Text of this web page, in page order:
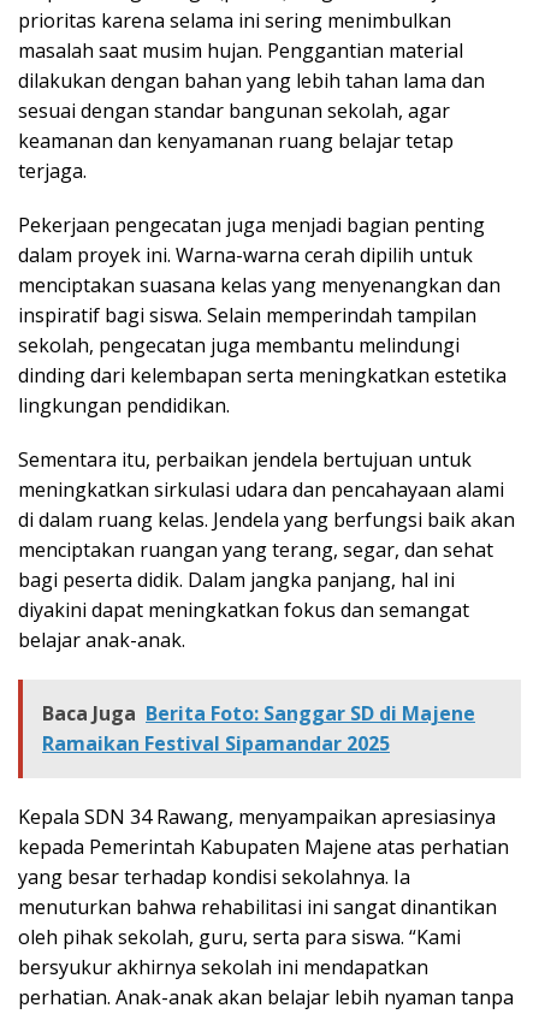
prioritas karena selama ini sering menimbulkan
masalah saat musim hujan. Penggantian material
dilakukan dengan bahan yang lebih tahan lama dan
sesuai dengan standar bangunan sekolah, agar
keamanan dan kenyamanan ruang belajar tetap
terjaga.
Pekerjaan pengecatan juga menjadi bagian penting
dalam proyek ini. Warna-warna cerah dipilih untuk
menciptakan suasana kelas yang menyenangkan dan
inspiratif bagi siswa. Selain memperindah tampilan
sekolah, pengecatan juga membantu melindungi
dinding dari kelembapan serta meningkatkan estetika
lingkungan pendidikan.
Sementara itu, perbaikan jendela bertujuan untuk
meningkatkan sirkulasi udara dan pencahayaan alami
di dalam ruang kelas. Jendela yang berfungsi baik akan
menciptakan ruangan yang terang, segar, dan sehat
bagi peserta didik. Dalam jangka panjang, hal ini
diyakini dapat meningkatkan fokus dan semangat
belajar anak-anak.
Baca Juga Berita Foto: Sanggar SD di Majene
Ramaikan Festival Sipamandar 2025
Kepala SDN 34 Rawang, menyampaikan apresiasinya
kepada Pemerintah Kabupaten Majene atas perhatian
yang besar terhadap kondisi sekolahnya. Ia
menuturkan bahwa rehabilitasi ini sangat dinantikan
oleh pihak sekolah, guru, serta para siswa. “Kami
bersyukur akhirnya sekolah ini mendapatkan
perhatian. Anak-anak akan belajar lebih nyaman tanpa